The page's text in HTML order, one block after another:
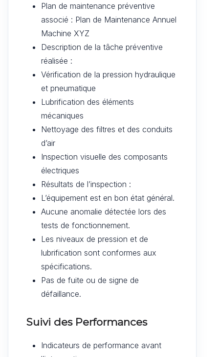
Plan de maintenance préventive
associé : Plan de Maintenance Annuel
Machine XYZ
Description de la tâche préventive
réalisée :
Vérification de la pression hydraulique
et pneumatique
Lubrification des éléments
mécaniques
Nettoyage des filtres et des conduits
d’air
Inspection visuelle des composants
électriques
Résultats de l’inspection :
L’équipement est en bon état général.
Aucune anomalie détectée lors des
tests de fonctionnement.
Les niveaux de pression et de
lubrification sont conformes aux
spécifications.
Pas de fuite ou de signe de
défaillance.
Suivi des Performances
Indicateurs de performance avant